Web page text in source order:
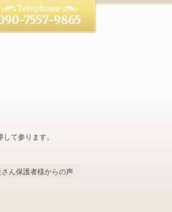
て参ります。
7557-9865
ん保護者様からの声